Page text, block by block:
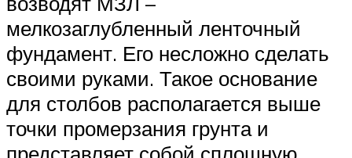
мелкозаглубленный ленточный
фундамент. Его несложно сделать
своими руками. Такое основание
для столбов располагается выше
точки промерзания грунта и